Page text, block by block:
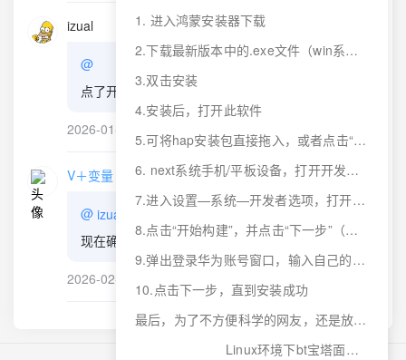
1. 进入鸿蒙安装器下载
2.下载最新版本中的.exe文件（win系统），目前最新版本为1.2.4
3.双击安装
4.安装后，打开此软件
5.可将hap安装包直接拖入，或者点击“单击上传”选择hap安装包
6. next系统手机/平板设备，打开开发者模式（设置如下图位置，多次点击“软件版本”打开开发者模式，会重启）
7.进入设置—系统—开发者选项，打开“usb调试”，线连手机和电脑
8.点击“开始构建”，并点击“下一步”（无需安装docker）
9.弹出登录华为账号窗口，输入自己的华为账号登录即可
10.点击下一步，直到安装成功
最后，为了不方便科学的网友，还是放个123云盘链接吧
Linux环境下bt宝塔面板的安装与卸载
izual
@
点了开始构建之后没反应，咋办呢
2026-01-20
V＋变量 作者
@ izual
现在确实有几率失败
2026-02-04